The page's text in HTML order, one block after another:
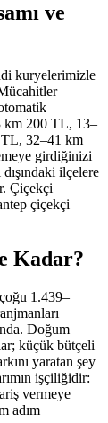
ve
kuryelerimizle
km 200 TL, 13–
32–41 km
girdiğinizi
ilçelere
Çiçekçi
çiçekçi
Kadar?
1.439–
Doğum
küçük bütçeli
yaratan şey
işçiliğidir:
vermeye
adım